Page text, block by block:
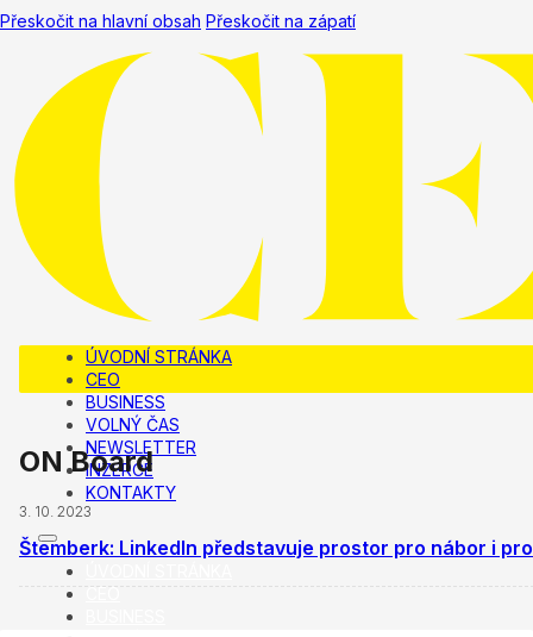
Přeskočit na hlavní obsah Přeskočit na zápatí
ÚVODNÍ STRÁNKA
CEO
BUSINESS
VOLNÝ ČAS
NEWSLETTER
INZERCE
KONTAKTY
CEO
ON Board
3. 10. 2023
Štemberk: LinkedIn představuje prostor pro nábor i